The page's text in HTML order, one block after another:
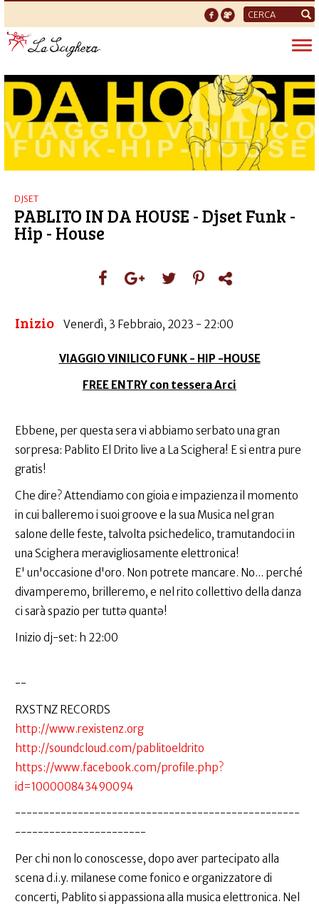
Form
di
ricerca
DJSET
PABLITO IN DA HOUSE - Djset Funk -
Hip - House
Inizio Venerdì, 3 Febbraio, 2023 - 22:00
VIAGGIO VINILICO FUNK - HIP -HOUSE
FREE ENTRY con tessera Arci
Ebbene, per questa sera vi abbiamo serbato una gran
sorpresa: Pablito El Drito live a La Scighera! E si entra pure
gratis!
Che dire? Attendiamo con gioia e impazienza il momento
in cui balleremo i suoi groove e la sua Musica nel gran
salone delle feste, talvolta psichedelico, tramutandoci in
una Scighera meravigliosamente elettronica!
E' un'occasione d'oro. Non potrete mancare. No... perché
divamperemo, brilleremo, e nel rito collettivo della danza
ci sarà spazio per tuttə quantə!
Inizio dj-set: h 22:00
--
RXSTNZ RECORDS
http://www.rexistenz.org
http://soundcloud.com/pablitoeldrito
https://www.facebook.com/profile.php?
id=100000843490094
--------------------------------------------------
-----------------------
Per chi non lo conoscesse, dopo aver partecipato alla
scena d.i.y. milanese come fonico e organizzatore di
concerti, Pablito si appassiona alla musica elettronica. Nel